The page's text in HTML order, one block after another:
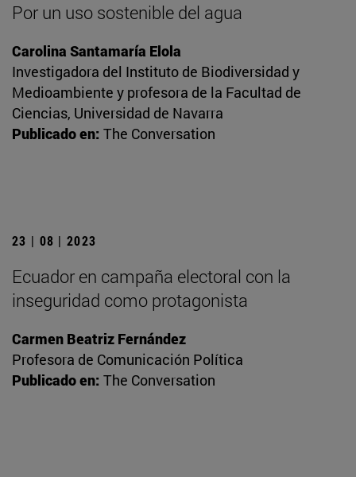
Por un uso sostenible del agua
Carolina Santamaría Elola
Investigadora del Instituto de Biodiversidad y
Medioambiente y profesora de la Facultad de
Ciencias, Universidad de Navarra
Publicado en: The Conversation
23 | 08 | 2023
Ecuador en campaña electoral con la
inseguridad como protagonista
Carmen Beatriz Fernández
Profesora de Comunicación Política
Publicado en: The Conversation